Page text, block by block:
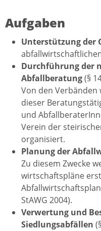
Aufgaben
Unterstützung der
Durchführung der
Abfallberatung(§
Von den
dieser
und
Verein der
organisiert.
Planung der
Zu diesem Zwecke
wirtschaftspläne
StAWG 2004).
Verwertung und
Siedlungsabfällen